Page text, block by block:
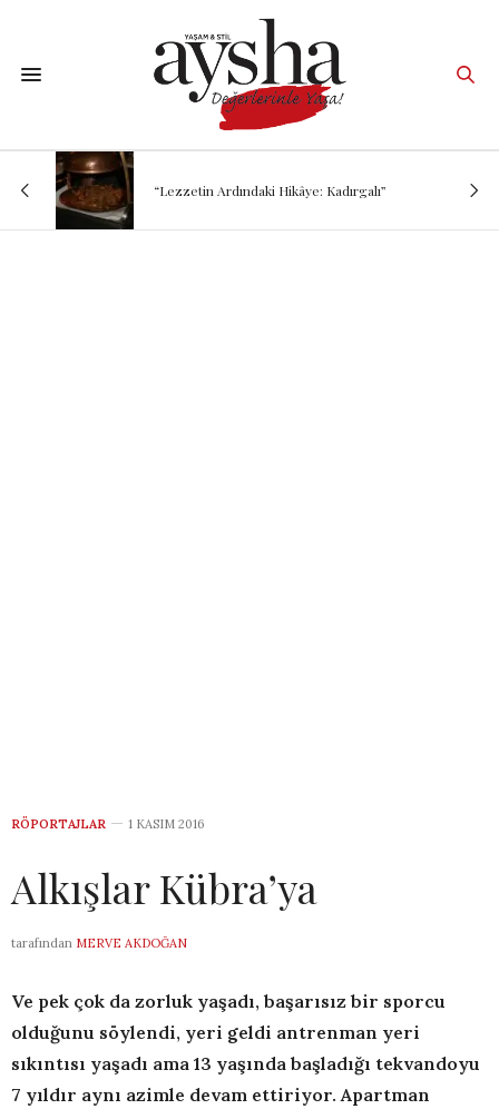
“Lezzetin Ardındaki Hikâye: Kadırgalı”
RÖPORTAJLAR 1 KASIM 2016
Alkışlar Kübra’ya
tarafından MERVE AKDOĞAN
Ve pek çok da zorluk yaşadı, başarısız bir sporcu
olduğunu söylendi, yeri geldi antrenman yeri
sıkıntısı yaşadı ama 13 yaşında başladığı tekvandoyu
7 yıldır aynı azimle devam ettiriyor. Apartman